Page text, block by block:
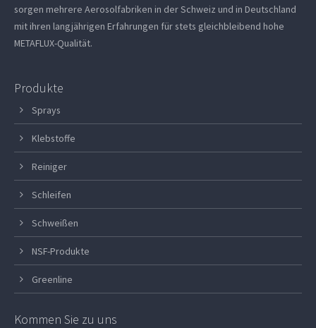
sorgen mehrere Aerosolfabriken in der Schweiz und in Deutschland
mit ihren langjährigen Erfahrungen für stets gleichbleibend hohe
METAFLUX-Qualität.
Produkte
Sprays
Klebstoffe
Reiniger
Schleifen
Schweißen
NSF-Produkte
Greenline
Kommen Sie zu uns